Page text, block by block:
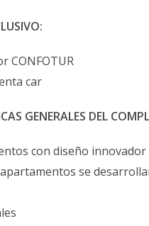
CONFOTUR
car
GENERALES DEL
con diseño innovador
se